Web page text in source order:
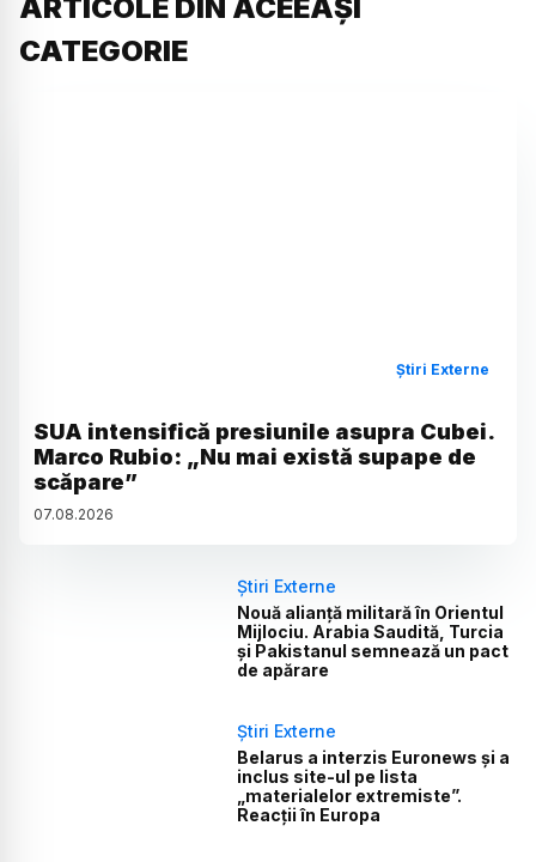
ARTICOLE DIN ACEEAȘI
CATEGORIE
Știri Externe
SUA intensifică presiunile asupra Cubei.
Marco Rubio: „Nu mai există supape de
scăpare”
07.08.2026
Știri Externe
Nouă alianță militară în Orientul
Mijlociu. Arabia Saudită, Turcia
și Pakistanul semnează un pact
de apărare
Știri Externe
Belarus a interzis Euronews și a
inclus site-ul pe lista
„materialelor extremiste”.
Reacții în Europa